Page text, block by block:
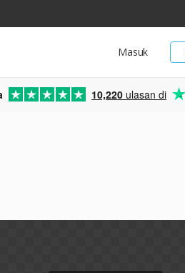
Masuk
10,220 ulasan di